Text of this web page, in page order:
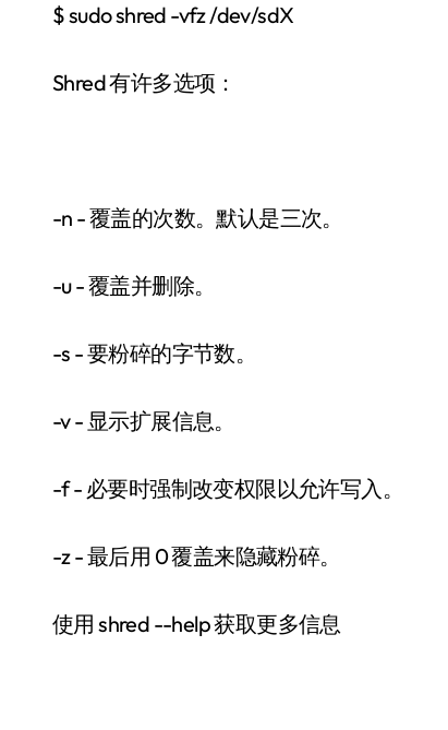
$ sudo shred -vfz /dev/sdX
Shred 有许多选项：
-n - 覆盖的次数。默认是三次。
-u - 覆盖并删除。
-s - 要粉碎的字节数。
-v - 显示扩展信息。
-f - 必要时强制改变权限以允许写入。
-z - 最后用 0 覆盖来隐藏粉碎。
使用 shred --help 获取更多信息